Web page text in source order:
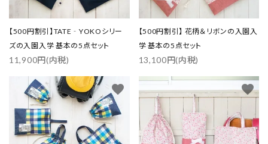
【500円割引】TATE‐YOKOシリー
ズの入園入学 基本の5点セット
11,900円(内税)
【500円割引】 花柄＆リボンの入園入
学 基本の5点セット
13,100円(内税)
favorite favorite